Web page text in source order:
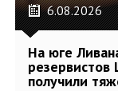
6.08.2026
На юге
получили